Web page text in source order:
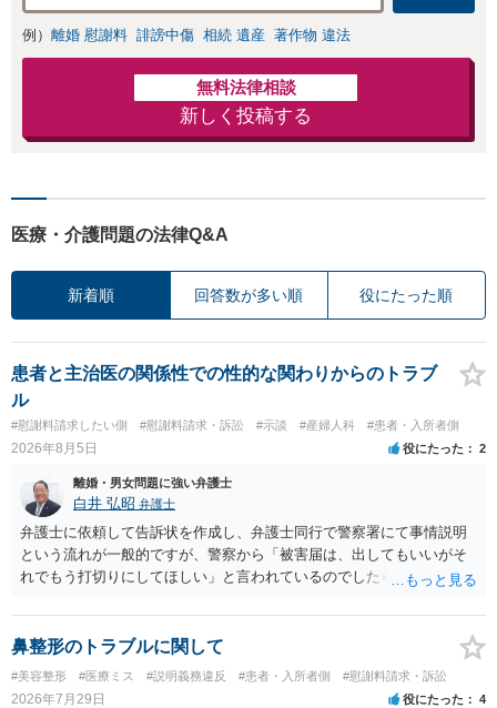
例） 離婚 慰謝料 誹謗中傷 相続 遺産 著作物 違法
無料法律相談
新しく投稿する
医療・介護問題の法律Q&A
新着順 回答数が多い順 役にたった順
患者と主治医の関係性での性的な関わりからのトラブ
ル
#慰謝料請求したい側 #慰謝料請求・訴訟 #示談 #産婦人科 #患者・入所者側
2026年8月5日 役にたった 2
離婚・男女問題に強い弁護士
白井 弘昭 弁護士
弁護士に依頼して告訴状を作成し、弁護士同行で警察署にて事情説明
という流れが一般的ですが、警察から「被害届は、出してもいいがそ
れでもう打切りにしてほしい」と言われているのでしたら、あまり結
検察庁に訴えるのもありかもしれないですが、実際に捜査をするの
は、結局所轄だと思われますので、やはり結論は変わらないかもしれ
ないです。 一度、最寄りの「刑事に強い」とうたっている弁護士に相
談してみてはいかがでしょうか。 以上、ご参考まで。
鼻整形のトラブルに関して
#美容整形 #医療ミス #説明義務違反 #患者・入所者側 #慰謝料請求・訴訟
2026年7月29日 役にたった 4